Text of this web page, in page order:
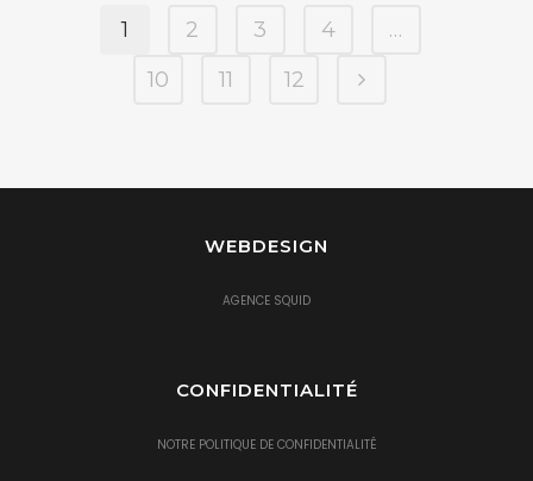
Taille
1 2 3 4
…
10
11 12
WEBDESIGN
AGENCE SQUID
CONFIDENTIALITÉ
NOTRE POLITIQUE DE CONFIDENTIALITÉ